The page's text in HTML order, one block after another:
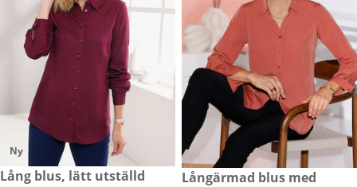
Ny
299,- kr
Lång blus, lätt utställd
rabatterat pris: 149,- kr,
- 25 %
Långärmad blus med